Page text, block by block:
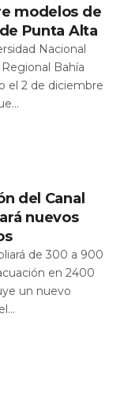
modelos de
Punta Alta
Nacional
Bahía
el 2 de diciembre
del Canal
nuevos
de 300 a 900
en 2400
un nuevo